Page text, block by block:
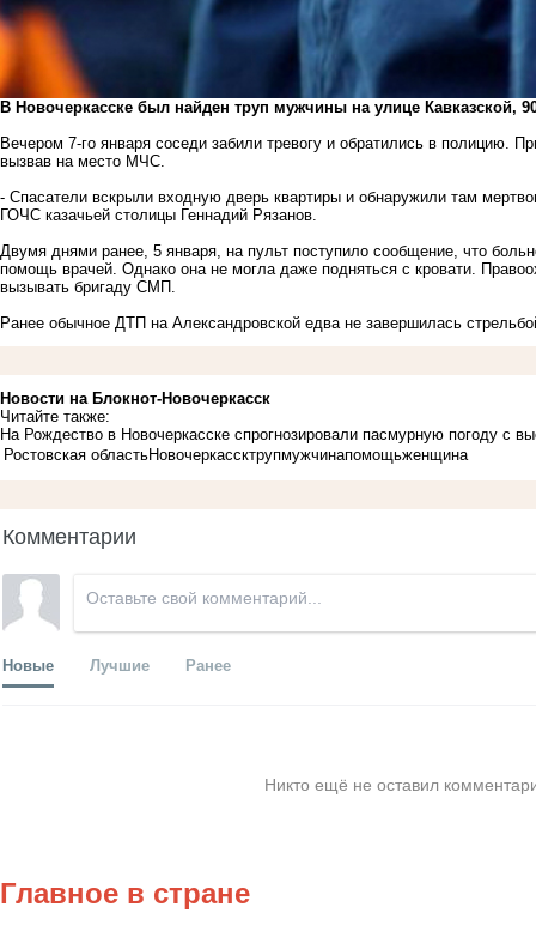
В Новочеркасске был найден труп мужчины на улице Кавказской,
Вечером 7-го января соседи забили тревогу и обратились в полицию.
вызвав на место МЧС.
- Спасатели вскрыли входную дверь квартиры и обнаружили там
ГОЧС казачьей столицы Геннадий Рязанов.
Двумя днями ранее, 5 января, на пульт поступило сообщение, что
помощь врачей. Однако она не могла даже подняться с кровати.
вызывать бригаду СМП.
Ранее обычное ДТП на Александровской едва не завершилась
Новости на Блoкнoт-Новочеркасск
Читайте также:
На Рождество в Новочеркасске спрогнозировали пасмурную погоду с
Ростовская областьНовочеркассктрупмужчинапомощьженщина
Комментарии
Новые Лучшие Ранее
Никто ещё не оставил
Главное в стране